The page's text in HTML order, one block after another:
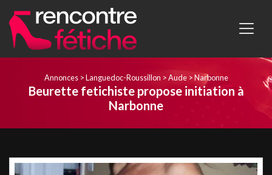
Annonces>Languedoc-Roussillon >Aude>Narbonne
Beurette fetichiste propose initiation à
Narbonne